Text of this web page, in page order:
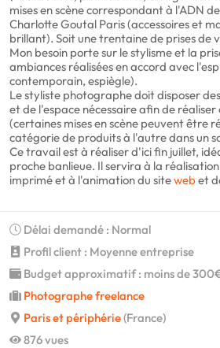
mises en scène correspondant à l'ADN
Charlotte Goutal Paris (accessoires et
brillant). Soit une trentaine de prises de
Mon besoin porte sur le stylisme et la
ambiances réalisées en accord avec
contemporain, espiègle).
Le styliste photographe doit disposer
et de l'espace nécessaire afin de réaliser
(certaines mises en scène peuvent être
catégorie de produits à l'autre dans un
Ce travail est à réaliser d'ici fin juillet,
proche banlieue. Il servira à la
imprimé et à l'animation du sitewebet
Délai demandé : Normal
Profil client : Moyenne entreprise
Budget approximatif : moins de
Photographe freelance
Paris et périphérie(France)
876 vues